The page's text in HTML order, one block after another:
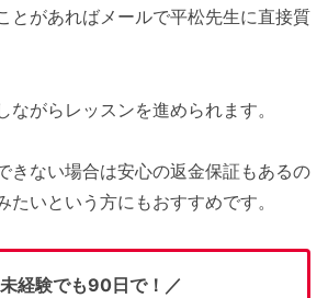
とがあればメールで平松先生に直接質
ながらレッスンを進められます。
きない場合は安心の返金保証もあるの
たいという方にもおすすめです。
経験でも90日で！／